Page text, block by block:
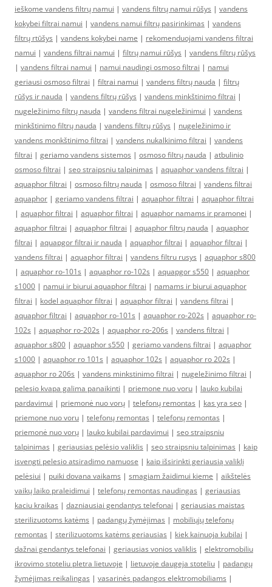
ieškome vandens filtrų namui | vandens filtrų namui rūšys | vandens
kokybei filtrai namui | vandens namui filtrų pasirinkimas | vandens
filtrų rtūšys | vandens kokybei name | rekomenduojami vandens filtrai
namui | vandens filtrai namui | filtrų namui rūšys | vandens filtrų rūšys
| vandens filtrai namui | namui naudingi osmoso filtrai | namui
geriausi osmoso filtrai | filtrai namui | vandens filtrų nauda | filtrų
rūšys ir nauda | vandens filtrų rūšys | vandens minkštinimo filtrai |
nugeležinimo filtrų nauda | vandens filtrai nugeležinimui | vandens
minkštinimo filtrų nauda | vandens filtrų rūšys | nugeležinimo ir
vandens monkštinimo filtrai | vandens nukalkinimo filtrai | vandens
filtrai | geriamo vandens sistemos | osmoso filtrų nauda | atbulinio
osmoso filtrai | seo straipsniu talpinimas | aquaphor vandens filtrai |
aquaphor filtrai | osmoso filtrų nauda | osmoso filtrai | vandens filtrai
aquaphor | geriamo vandens filtrai | aquaphor filtrai | aquaphor filtrai
| aquaphor filtrai | aquaphor filtrai | aquaphor namams ir pramonei |
aquaphor filtrai | aquaphor filtrai | aquaphor filtrų nauda | aquaphor
filtrai | aquapgor filtrai ir nauda | aquaphor filtrai | aquaphor filtrai |
vandens filtrai | aquaphor filtrai | vandens filtru rusys | aquaphor s800
| aquaphor ro-101s | aquaphor ro-102s | aquapgor s550 | aquaphor
s1000 | namui ir biurui aquaphor filtrai | namams ir biurui aquaphor
filtrai | kodel aquaphor filtrai | aquaphor filtrai | vandens filtrai |
aquaphor filtrai | aquaphor ro-101s | aquaphor ro-202s | aquaphor ro-
102s | aquaphor ro-202s | aquaphor ro-206s | vandens filtrai |
aquaphor s800 | aquaphor s550 | geriamo vandens filtrai | aquaphor
s1000 | aquaphor ro 101s | aquaphor 102s | aquaphor ro 202s |
aquaphor ro 206s | vandens minkstinimo filtrai | nugeležinimo filtrai |
pelesio kvapa galima panaikinti | priemone nuo voru | lauko kubilai
pardavimui | priemonė nuo vorų | telefonų remontas | kas yra seo |
priemone nuo voru | telefonų remontas | telefonų remontas |
priemonė nuo vorų | lauko kubilai pardavimui | seo straipsniu
talpinimas | geriausias pelėsio valiklis | seo straipsniu talpinimas | kaip
isvengti pelesio atsiradimo namuose | kaip išsirinkti geriausią valiklį
pelėsiui | puiki dovana vaikams | smagiam žaidimui kieme | aikštelės
vaikų laiko praleidimui | telefonų remontas naudingas | geriausias
kaciu kraikas | dazniausiai gendantys telefonai | geriausias maistas
sterilizuotoms katėms | padangų žymėjimas | mobiliųjų telefonų
remontas | sterilizuotoms katėms geriausias | kiek kainuoja kubilai |
dažnai gendantys telefonai | geriausias vonios valiklis | elektromobiliu
ikrovimo stoteliu pletra lietuvoje | lietuvoje daugeja stoteliu | padangų
žymėjimas reikalingas | vasarinės padangos elektromobiliams |